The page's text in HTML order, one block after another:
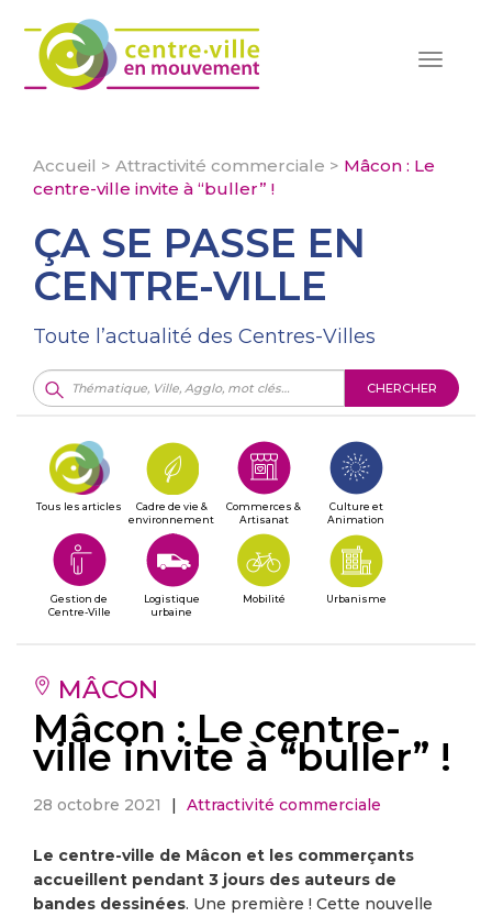
Toggle
Accueil > Attractivité commerciale > Mâcon : Le
centre-ville invite à “buller” !
ÇA SE PASSE EN
CENTRE-VILLE
Toute l’actualité des Centres-Villes
CHERCHER
Tous les articles
Cadre de vie &
environnement
Commerces &
Artisanat
Culture et
Animation
Gestion de
Centre-Ville
Logistique
urbaine
Mobilité Urbanisme
MÂCON
Mâcon : Le centre-
ville invite à “buller” !
28 octobre 2021 | Attractivité commerciale
Le centre-ville de Mâcon et les commerçants
accueillent pendant 3 jours des auteurs de
bandes dessinées. Une première ! Cette nouvelle